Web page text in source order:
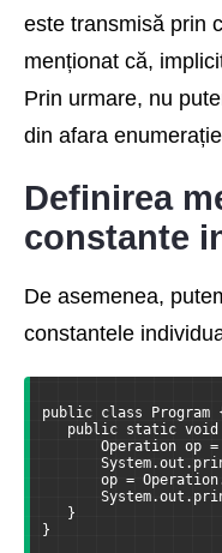
este transmisă prin
menționat că,
Prin urmare, nu
din afara
Definirea
constante
De asemenea,
constantele
public class Program
public static void
Operation op =
op =
}
}